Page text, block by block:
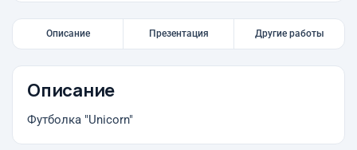
Описание Презентация Другие работы
Описание
Футболка "Unicorn"